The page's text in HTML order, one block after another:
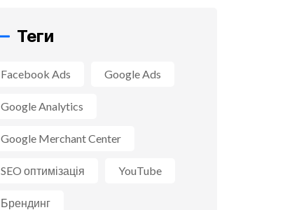
Теги
Facebook Ads Google Ads
Google Analytics
Google Merchant Center
SEO оптимізація YouTube
Брендинг